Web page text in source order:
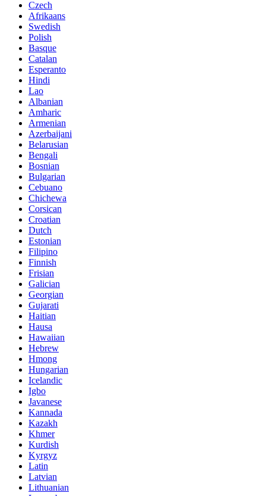
Czech
Afrikaans
Swedish
Polish
Basque
Catalan
Esperanto
Hindi
Lao
Albanian
Amharic
Armenian
Azerbaijani
Belarusian
Bengali
Bosnian
Bulgarian
Cebuano
Chichewa
Corsican
Croatian
Dutch
Estonian
Filipino
Finnish
Frisian
Galician
Georgian
Gujarati
Haitian
Hausa
Hawaiian
Hebrew
Hmong
Hungarian
Icelandic
Igbo
Javanese
Kannada
Kazakh
Khmer
Kurdish
Kyrgyz
Latin
Latvian
Lithuanian